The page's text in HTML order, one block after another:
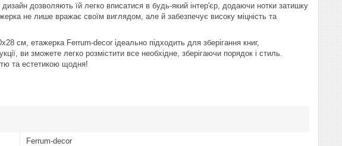
дизайн дозволяють їй легко вписатися в будь-який інтер'єр, додаючи нотки затишку
не лише вражає своїм виглядом, але й забезпечує високу міцність та
см, етажерка Ferrum-decor ідеально підходить для зберігання книг,
ви зможете легко розмістити все необхідне, зберігаючи порядок і стиль.
та естетикою щодня!
Ferrum-decor